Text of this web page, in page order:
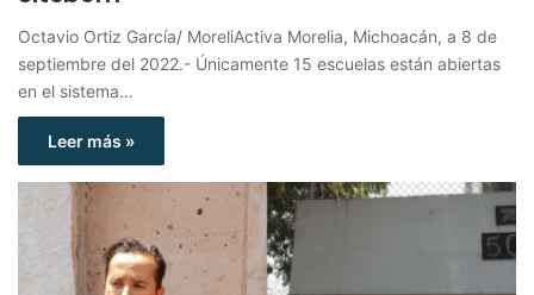
Octavio Ortiz García/ MoreliActiva Morelia, Michoacán, a 8 de
septiembre del 2022.- Únicamente 15 escuelas están abiertas
en el sistema…
Leer más »